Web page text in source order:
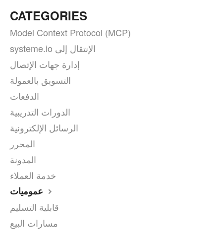
CATEGORIES
Model Context Protocol (MCP)
systeme.io الإنتقال إلى
إدارة جهات الإتصال
التسويق بالعمولة
الدفعات
الدورات التدريبية
الرسائل الإلكترونية
المحرر
المدونة
خدمة العملاء
قابلية التسليم
مسارات البيع